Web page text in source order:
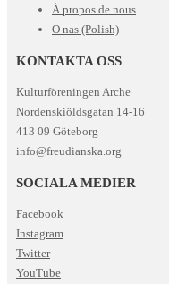
À propos de nous
O nas (Polish)
KONTAKTA OSS
Kulturföreningen Arche
Nordenskiöldsgatan 14-16
413 09 Göteborg
info@freudianska.org
SOCIALA MEDIER
Facebook
Instagram
Twitter
YouTube